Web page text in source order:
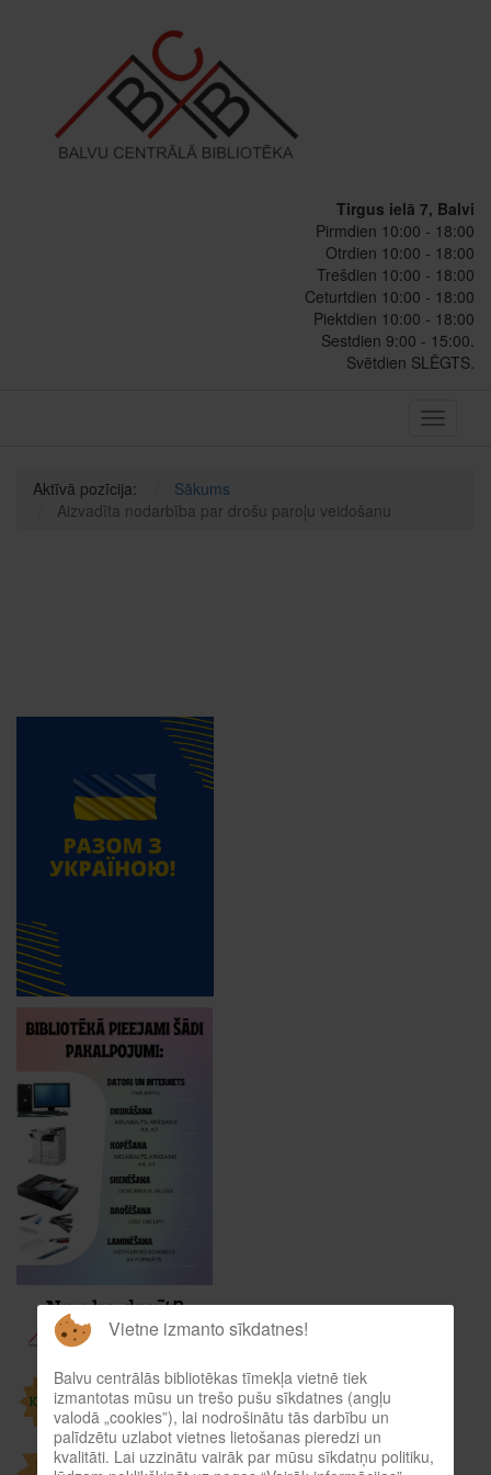
Tirgus ielā 7, Balvi
Pirmdien 10:00 - 18:00
Otrdien 10:00 - 18:00
Trešdien 10:00 - 18:00
Ceturtdien 10:00 - 18:00
Piektdien 10:00 - 18:00
Sestdien 9:00 - 15:00.
Svētdien SLĒGTS.
Toggle
Aktīvā pozīcija:
Sākums
Aizvadīta nodarbība par drošu paroļu veidošanu
Vietne izmanto sīkdatnes!
Balvu centrālās bibliotēkas tīmekļa vietnē tiek
izmantotas mūsu un trešo pušu sīkdatnes (angļu
valodā „cookies”), lai nodrošinātu tās darbību un
palīdzētu uzlabot vietnes lietošanas pieredzi un
kvalitāti. Lai uzzinātu vairāk par mūsu sīkdatņu politiku,